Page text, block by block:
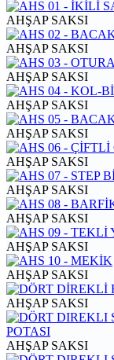
AHŞAP SAKSI
AHŞAP SAKSI
AHŞAP SAKSI
AHŞAP SAKSI
AHŞAP SAKSI
AHŞAP SAKSI
AHŞAP SAKSI
AHŞAP SAKSI
AHŞAP SAKSI
AHŞAP SAKSI
AHŞAP SAKSI
AHŞAP SAKSI